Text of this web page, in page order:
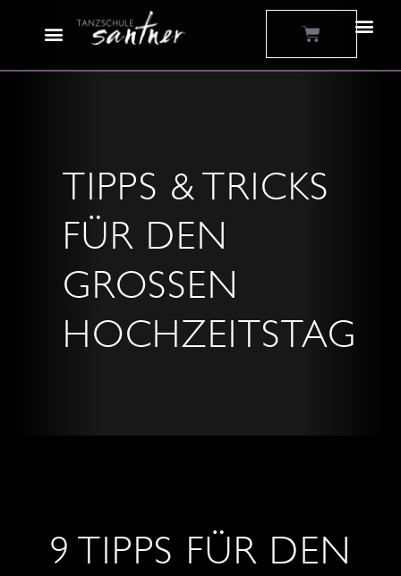
Warenkorb
TIPPS & TRICKS
FÜR DEN
GROSSEN H
OCHZEITSTAG
9 TIPPS FÜR DEN